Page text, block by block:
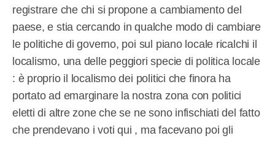
registrare che chi si propone a cambiamento del
paese, e stia cercando in qualche modo di cambiare
le politiche di governo, poi sul piano locale ricalchi il
localismo, una delle peggiori specie di politica locale
: è proprio il localismo dei politici che finora ha
portato ad emarginare la nostra zona con politici
eletti di altre zone che se ne sono infischiati del fatto
che prendevano i voti qui , ma facevano poi gli